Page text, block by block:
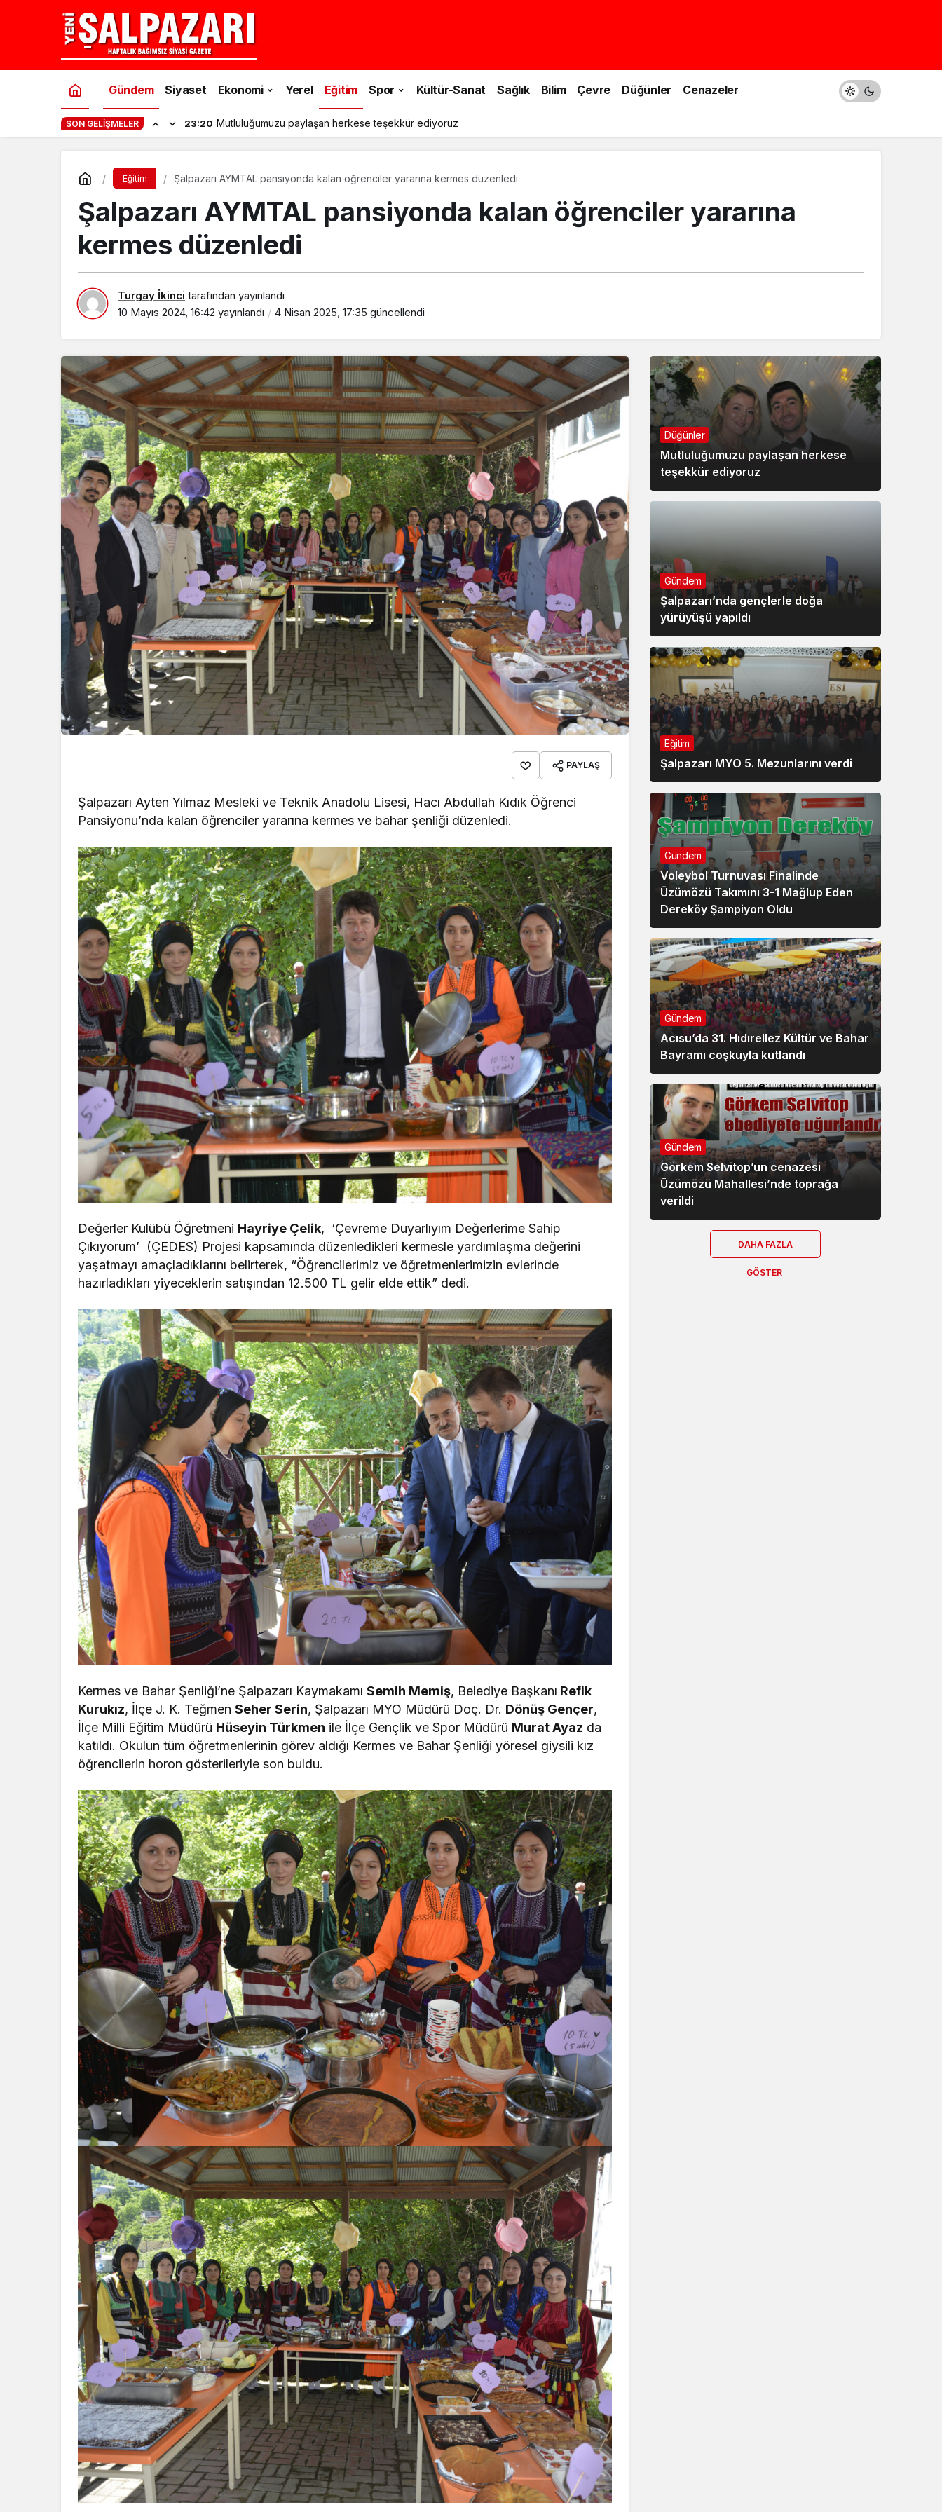
Gündem Siyaset Ekonomi Yerel Eğitim Spor Kültür-Sanat Sağlık Bilim Çevre Düğünler Cenazeler
SON GELIŞMELER 23:20 Mutluluğumuzu paylaşan herkese teşekkür ediyoruz
Eğitim Şalpazarı AYMTAL pansiyonda kalan öğrenciler yararına kermes düzenledi
Şalpazarı AYMTAL pansiyonda kalan öğrenciler yararına
kermes düzenledi
Turgay İkinci tarafından yayınlandı
10 Mayıs 2024, 16:42 yayınlandı 4 Nisan 2025, 17:35 güncellendi
PAYLAŞ
Şalpazarı Ayten Yılmaz Mesleki ve Teknik Anadolu Lisesi, Hacı Abdullah Kıdık Öğrenci
Pansiyonu’nda kalan öğrenciler yararına kermes ve bahar şenliği düzenledi.
Değerler Kulübü Öğretmeni Hayriye Çelik, ‘Çevreme Duyarlıyım Değerlerime Sahip
Çıkıyorum’ (ÇEDES) Projesi kapsamında düzenledikleri kermesle yardımlaşma değerini
yaşatmayı amaçladıklarını belirterek, “Öğrencilerimiz ve öğretmenlerimizin evlerinde
hazırladıkları yiyeceklerin satışından 12.500 TL gelir elde ettik” dedi.
Kermes ve Bahar Şenliği’ne Şalpazarı KaymakamıSemih Memiş, Belediye Başkanı Refik
Kurukız, İlçe J. K. TeğmenSeher Serin, Şalpazarı MYO Müdürü Doç. Dr. Dönüş Gençer,
İlçe Milli Eğitim Müdürü Hüseyin Türkmen ile İlçe Gençlik ve Spor Müdürü Murat Ayaz da
katıldı. Okulun tüm öğretmenlerinin görev aldığı Kermes ve Bahar Şenliği yöresel giysili kız
öğrencilerin horon gösterileriyle son buldu.
Düğünler
Mutluluğumuzu paylaşan herkese
teşekkür ediyoruz
Gündem
Şalpazarı’nda gençlerle doğa
yürüyüşü yapıldı
Eğitim
Şalpazarı MYO 5. Mezunlarını verdi
Gündem
Voleybol Turnuvası Finalinde
Üzümözü Takımını 3-1 Mağlup Eden
Dereköy Şampiyon Oldu
Gündem
Acısu’da 31. Hıdırellez Kültür ve Bahar
Bayramı coşkuyla kutlandı
Gündem
Görkem Selvitop’un cenazesi
Üzümözü Mahallesi’nde toprağa
verildi
DAHA FAZLA
GÖSTER